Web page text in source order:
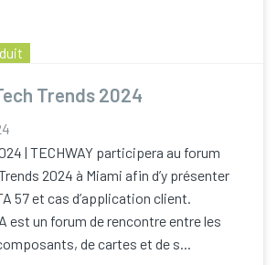
Trends 2024
| TECHWAY participera au forum
2024 à Miami afin d’y présenter
57 et cas d’application client.
est un forum de rencontre entre les
de cartes et de s...